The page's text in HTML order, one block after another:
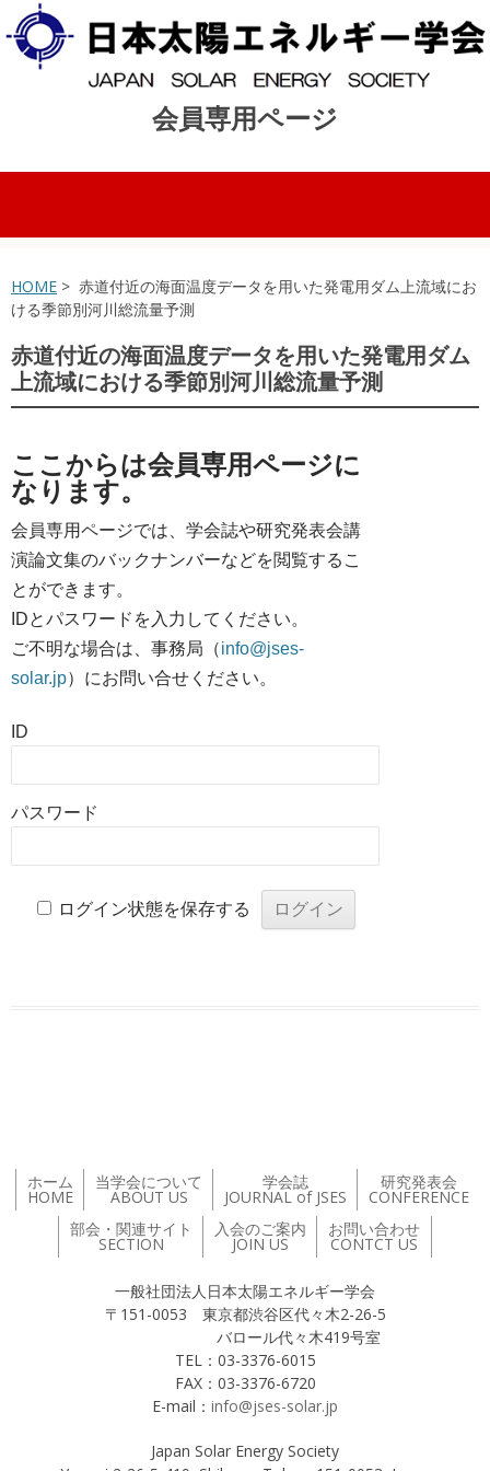
会員専用ページ
コンテンツへスキップ
HOME > 赤道付近の海面温度データを用いた発電用ダム上流域にお
ける季節別河川総流量予測
赤道付近の海面温度データを用いた発電用ダム
上流域における季節別河川総流量予測
ここからは会員専用ページに
なります。
会員専用ページでは、学会誌や研究発表会講
演論文集のバックナンバーなどを閲覧するこ
とができます。
IDとパスワードを入力してください。
ご不明な場合は、事務局（info@jses-
solar.jp）にお問い合せください。
ID
パスワード
ログイン状態を保存する
ホーム
HOME
当学会について
ABOUT US
学会誌
JOURNAL of JSES
研究発表会
CONFERENCE
部会・関連サイト
SECTION
入会のご案内
JOIN US
お問い合わせ
CONTCT US
一般社団法人日本太陽エネルギー学会
〒151-0053 東京都渋谷区代々木2-26-5
バロール代々木419号室
TEL：03-3376-6015
FAX：03-3376-6720
E-mail： info@jses-solar.jp
Japan Solar Energy Society